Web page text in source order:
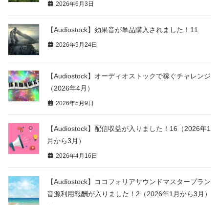
2026年6月3日
【Audiostock】効果音が単品購入されました！11
2026年5月24日
【Audiostock】オーディオストックで稼ぐチャレンジ
（2026年4月）
2026年5月9日
【Audiostock】配信収益が入りました！16（2026年1
月から3月）
2026年4月16日
【Audiostock】ココフォリアサウンドマスタープラン
音源利用報酬が入りました！2（2026年1月から3月）